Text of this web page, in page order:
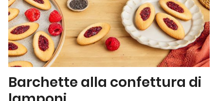
Barchette alla confettura di